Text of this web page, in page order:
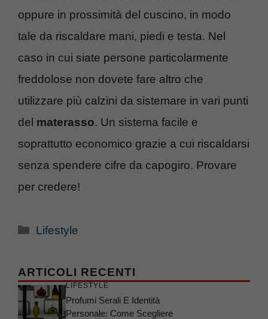
oppure in prossimità del cuscino, in modo
tale da riscaldare mani, piedi e testa. Nel
caso in cui siate persone particolarmente
freddolose non dovete fare altro che
utilizzare più calzini da sistemare in vari punti
del materasso. Un sistema facile e
soprattutto economico grazie a cui riscaldarsi
senza spendere cifre da capogiro. Provare
per credere!
Categorie
Lifestyle
ARTICOLI RECENTI
LIFESTYLE
Profumi Serali E Identità
Personale: Come Scegliere